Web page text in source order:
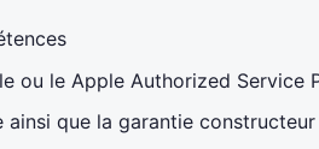
ou le Apple Authorized Service
que la garantie constructeur